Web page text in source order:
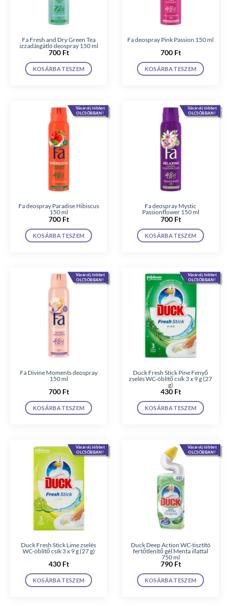
Fa Fresh and Dry Green Tea
izzadásgátló deospray 150 ml
700 Ft
KOSÁRBA TESZEM
Fa deospray Pink Passion 150 ml
700 Ft
KOSÁRBA TESZEM
Vásárolj többet
OLCSÓBBAN!
Fa deospray Paradise Hibiscus
150 ml
700 Ft
KOSÁRBA TESZEM
Vásárolj többet
OLCSÓBBAN!
Fa deospray Mystic
Passionflower 150 ml
700 Ft
KOSÁRBA TESZEM
Vásárolj többet
OLCSÓBBAN!
Fa Divine Moments deospray
150 ml
700 Ft
KOSÁRBA TESZEM
Vásárolj többet
OLCSÓBBAN!
Duck Fresh Stick Pine Fenyő
zselés WC-öblítő csík 3 x 9 g (27
g)
430 Ft
KOSÁRBA TESZEM
Vásárolj többet
OLCSÓBBAN!
Duck Fresh Stick Lime zselés
WC-öblítő csík 3 x 9 g (27 g)
430 Ft
KOSÁRBA TESZEM
Vásárolj többet
OLCSÓBBAN!
Duck Deep Action WC-tisztító
fertőtlenítő gél Menta illattal
750 ml
790 Ft
KOSÁRBA TESZEM